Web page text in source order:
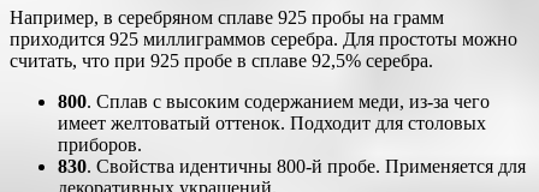
Например, в серебряном сплаве 925 пробы на грамм
приходится 925 миллиграммов серебра. Для простоты можно
считать, что при 925 пробе в сплаве 92,5% серебра.
800. Сплав с высоким содержанием меди, из-за чего
имеет желтоватый оттенок. Подходит для столовых
приборов.
830. Свойства идентичны 800-й пробе. Применяется для
декоративных украшений.